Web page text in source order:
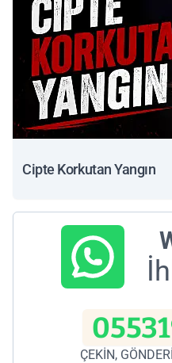
Cipte Korkutan Yangın
ÇEKİN,